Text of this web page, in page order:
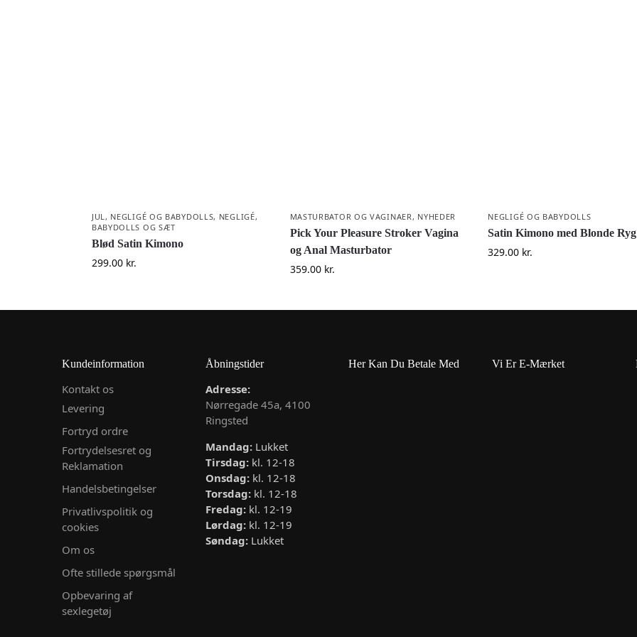
JUL , NEGLIGÉ OG BABYDOLLS, NEGLIGÉ,
BABYDOLLS OG SÆT
Blød Satin Kimono
299.00 kr.
MASTURBATOR OG VAGINAER , NYHEDER
Pick Your Pleasure Stroker Vagina
og Anal Masturbator
359.00 kr.
NEGLIGÉ OG BABYDOLLS
Satin Kimono med Blonde Ryg
329.00 kr.
Kundeinformation
Kontakt os
Levering
Fortryd ordre
Fortrydelsesret og
Reklamation
Handelsbetingelser
Privatlivspolitik og
cookies
Om os
Ofte stillede spørgsmål
Opbevaring af
sexlegetøj
Åbningstider
Adresse:
Nørregade 45a, 4100
Ringsted
Mandag:Lukket
Tirsdag:kl. 12-18
Onsdag:kl. 12-18
Torsdag:kl. 12-18
Fredag:kl. 12-19
Lørdag:kl. 12-19
Søndag:Lukket
Her Kan Du Betale Med Vi Er E-Mærket